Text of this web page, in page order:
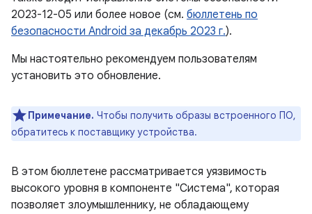
2023-12-05 или более новое (см. бюллетень по
безопасности Android за декабрь 2023 г.).
Мы настоятельно рекомендуем пользователям
установить это обновление.
Примечание. Чтобы получить образы встроенного ПО,
обратитесь к поставщику устройства.
В этом бюллетене рассматривается уязвимость
высокого уровня в компоненте "Система", которая
позволяет злоумышленнику, не обладающему